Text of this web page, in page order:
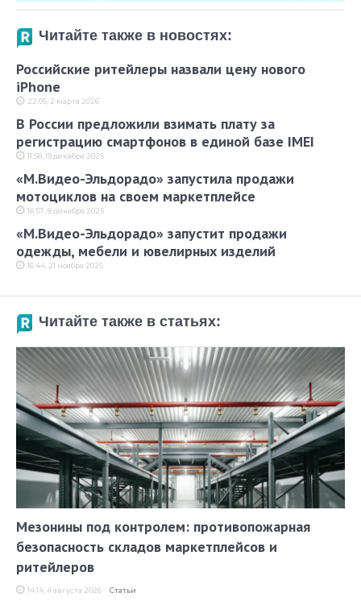
Читайте также в новостях:
Российские ритейлеры назвали цену нового
iPhone
22:05, 2 марта 2026
В России предложили взимать плату за
регистрацию смартфонов в единой базе IMEI
11:58, 19 декабря 2025
«М.Видео-Эльдорадо» запустила продажи
мотоциклов на своем маркетплейсе
16:57, 8 декабря 2025
«М.Видео-Эльдорадо» запустит продажи
одежды, мебели и ювелирных изделий
16:44, 21 ноября 2025
Читайте также в статьях:
Мезонины под контролем: противопожарная
безопасность складов маркетплейсов и
ритейлеров
14:14, 4 августа 2026 Статьи